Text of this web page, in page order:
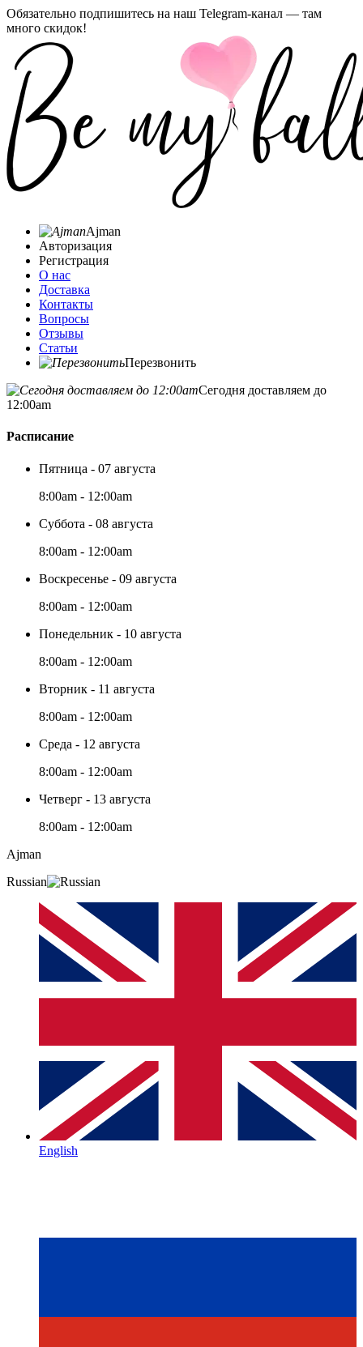
Обязательно подпишитесь на наш Telegram-канал — там
много скидок!
Ajman
Авторизация
Регистрация
О нас
Доставка
Контакты
Вопросы
Отзывы
Статьи
Перезвонить
Сегодня доставляем до
12:00am
Расписание
Пятница - 07 августа
8:00am - 12:00am
Суббота - 08 августа
8:00am - 12:00am
Воскресенье - 09 августа
8:00am - 12:00am
Понедельник - 10 августа
8:00am - 12:00am
Вторник - 11 августа
8:00am - 12:00am
Среда - 12 августа
8:00am - 12:00am
Четверг - 13 августа
8:00am - 12:00am
Ajman
Russian
English